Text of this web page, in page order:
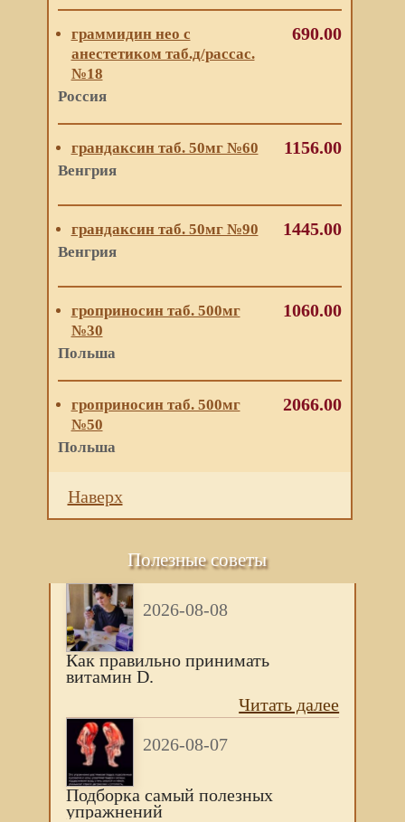
граммидин нео с
анестетиком таб.д/рассас.
№18
Россия
690.00
грандаксин таб. 50мг №60
Венгрия
1156.00
грандаксин таб. 50мг №90
Венгрия
1445.00
гроприносин таб. 500мг
№30
Польша
1060.00
гроприносин таб. 500мг
№50
Польша
2066.00
Наверх
Полезные советы
2026-08-08
Как правильно принимать
витамин D.
Читать далее
2026-08-07
Подборка самый полезных
упражнений